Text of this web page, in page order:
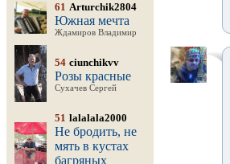
61 Arturchik2804
Южная мечта
Ждамиров Владимир
54 ciunchikvv
Розы красные
Сухачев Сергей
51 lalalala2000
Не бродить, не
мять в кустах
багряных